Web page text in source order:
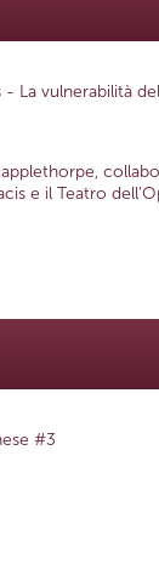
- La vulnerabilità
e il Teatro
#3